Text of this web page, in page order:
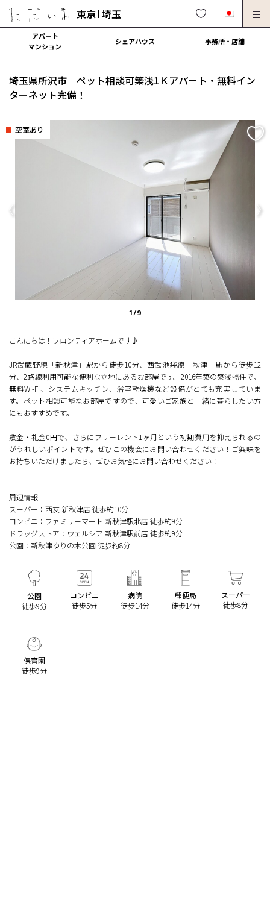
東京 埼玉
0120-249-900
オーナー様向け・管理募集
法人社宅でのご利用
解約・修理・各種依頼
契約の流れ
運営会社
アパート
マンション
シェアハウス 事務所・店舗
埼玉県所沢市｜ペット相談可築浅1Ｋアパート・無料イン
ターネット完備！
空室あり
1/9
こんにちは！フロンティアホームです♪
JR武蔵野線「新秋津」駅から徒歩10分、西武池袋線「秋津」駅から徒歩12
分、2路線利用可能な便利な立地にあるお部屋です。2016年築の築浅物件で、
無料Wi-Fi、システムキッチン、浴室乾燥機など設備がとても充実していま
す。ペット相談可能なお部屋ですので、可愛いご家族と一緒に暮らしたい方
にもおすすめです。
敷金・礼金0円で、さらにフリーレント1ヶ月という初期費用を抑えられるの
がうれしいポイントです。ぜひこの機会にお問い合わせください！ご興味を
お持ちいただけましたら、ぜひお気軽にお問い合わせください！
---------------------------------------------------
周辺情報
スーパー：西友 新秋津店 徒歩約10分
コンビニ：ファミリーマート 新秋津駅北店 徒歩約9分
ドラッグストア：ウェルシア 新秋津駅前店 徒歩約9分
公園：新秋津ゆりの木公園 徒歩約8分
公園
徒歩9分
コンビニ
徒歩5分
病院
徒歩14分
郵便局
徒歩14分
スーパー
徒歩8分
保育園
徒歩9分